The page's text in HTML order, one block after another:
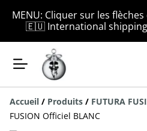
MENU: Cliquer sur les
🇪🇺 International shipping
Accueil / Produits / FUTURA
FUSION Officiel BLANC